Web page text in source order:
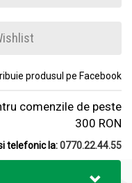
produsul pe Facebook
comenzile de peste
300 RON
telefonic la:0770.22.44.55